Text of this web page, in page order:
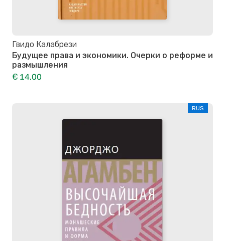
Гвидо Калабрези
Будущее права и экономики. Очерки о реформе и
размышления
€ 14,00
RUS